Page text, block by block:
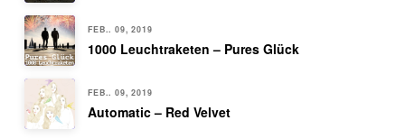
FEB.. 09, 2019
1000 Leuchtraketen – Pures Glück
FEB.. 09, 2019
Automatic – Red Velvet